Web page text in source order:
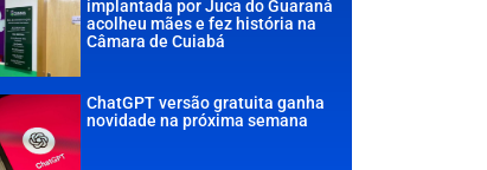
implantada por Juca do Guaraná
acolheu mães e fez história na
Câmara de Cuiabá
ChatGPT versão gratuita ganha
novidade na próxima semana